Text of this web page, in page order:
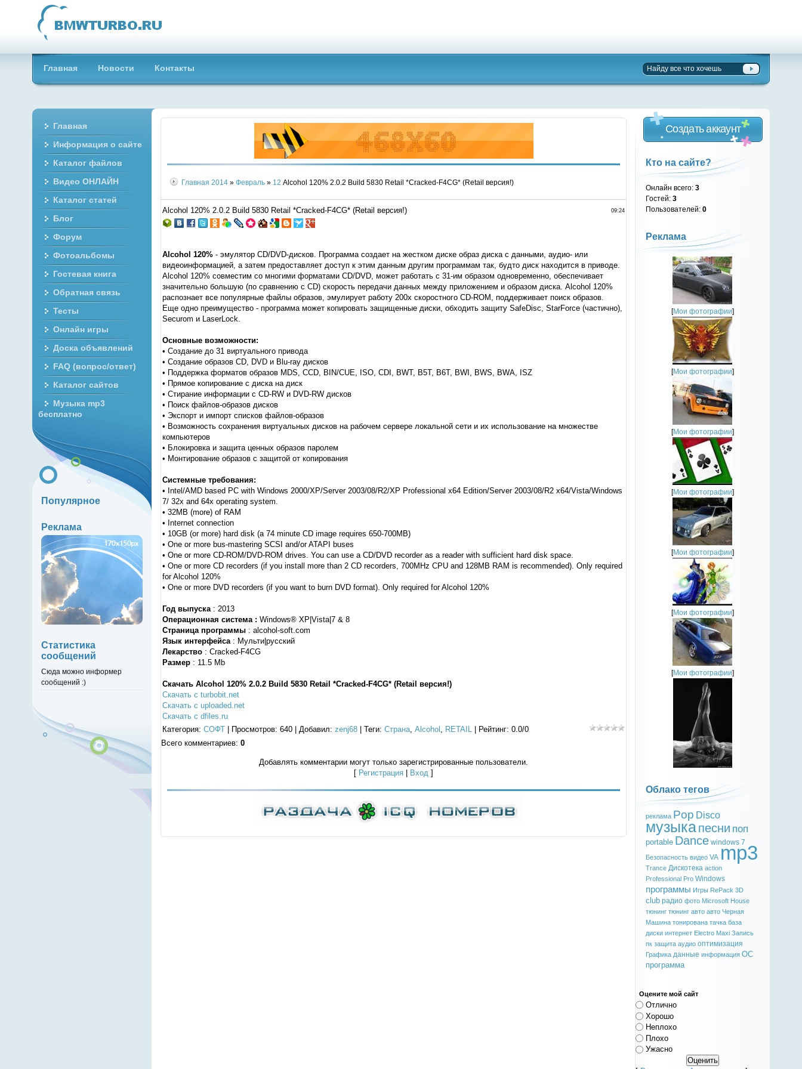
Главная Новости Контакты
Главная 2014 » Февраль » 12 Alcohol 120% 2.0.2 Build 5830 Retail *Cracked-F4CG* (Retail версия!)
09:24
Alcohol 120% 2.0.2 Build 5830 Retail *Cracked-F4CG* (Retail версия!)
Alcohol 120% - эмулятор CD/DVD-дисков. Программа создает на жестком диске образ диска с данными, аудио- или
видеоинформацией, а затем предоставляет доступ к этим данным другим программам так, будто диск находится в приводе.
Alcohol 120% совместим со многими форматами CD/DVD, может работать с 31-им образом одновременно, обеспечивает
значительно большую (по сравнению с CD) скорость передачи данных между приложением и образом диска. Alcohol 120%
распознает все популярные файлы образов, эмулирует работу 200х скоростного CD-ROM, поддерживает поиск образов.
Еще одно преимущество - программа может копировать защищенные диски, обходить защиту SafeDisc, StarForce (частично),
Securom и LaserLock.
Основные возможности:
• Создание до 31 виртуального привода
• Создание образов CD, DVD и Blu-ray дисков
• Поддержка форматов образов MDS, CCD, BIN/CUE, ISO, CDI, BWT, B5T, B6T, BWI, BWS, BWA, ISZ
• Прямое копирование с диска на диск
• Стирание информации с CD-RW и DVD-RW дисков
• Поиск файлов-образов дисков
• Экспорт и импорт списков файлов-образов
• Возможность сохранения виртуальных дисков на рабочем сервере локальной сети и их использование на множестве
компьютеров
• Блокировка и защита ценных образов паролем
• Монтирование образов с защитой от копирования
Системные требования:
• Intel/AMD based PC with Windows 2000/XP/Server 2003/08/R2/XP Professional x64 Edition/Server 2003/08/R2 x64/Vista/Windows
7/ 32x and 64x operating system.
• 32MB (more) of RAM
• Internet connection
• 10GB (or more) hard disk (a 74 minute CD image requires 650-700MB)
• One or more bus-mastering SCSI and/or ATAPI buses
• One or more CD-ROM/DVD-ROM drives. You can use a CD/DVD recorder as a reader with sufficient hard disk space.
• One or more CD recorders (if you install more than 2 CD recorders, 700MHz CPU and 128MB RAM is recommended). Only required
for Alcohol 120%
• One or more DVD recorders (if you want to burn DVD format). Only required for Alcohol 120%
Год выпуска: 2013
Операционная система : Windows® XP|Vista|7 & 8
Страница программы: alcohol-soft.com
Язык интерфейса : Мульти|русский
Лекарство : Cracked-F4CG
Размер : 11.5 Mb
Скачать Alcohol 120% 2.0.2 Build 5830 Retail *Cracked-F4CG* (Retail версия!)
Скачать с turbobit.net
Скачать с uploaded.net
Скачать с dfiles.ru
Категория: СОФТ| Просмотров: 640 | Добавил: zenj68| Теги: Страна, Alcohol , RETAIL| Рейтинг: 0.0/0
Всего комментариев: 0
Добавлять комментарии могут только зарегистрированные пользователи.
[ Регистрация Вход ]
Создать аккаунт
Кто на сайте?
Онлайн всего:3
Гостей:3
Пользователей:0
Реклама
[Мои фотографии]
[Мои фотографии]
[Мои фотографии]
[Мои фотографии]
[Мои фотографии]
[Мои фотографии]
[Мои фотографии]
Облако тегов
реклама Pop Disco
музыкапесни поп
portable Dance windows 7
Безопасность видео VA mp3
Trance Дискотека action
Professional Pro Windows
программы Игры RePack 3D
club радио фото Microsoft House
тюнинг тюнинг авто авто Черная
Машина тонирована тачка база
диски интернет Electro Maxi Запись
пк защита аудио оптимизация
Графика данные информация ОС
программа
Оцените мой сайт
Отлично
Хорошо
Неплохо
Плохо
Ужасно
Главная
Информация о сайте
Каталог файлов
Видео ОНЛАЙН
Каталог статей
Блог
Форум
Фотоальбомы
Гостевая книга
Обратная связь
Тесты
Онлайн игры
Доска объявлений
FAQ (вопрос/ответ)
Каталог сайтов
Музыка mp3
бесплатно
Популярное
Реклама
Статистика
сообщений
Сюда можно информер
сообщений :)